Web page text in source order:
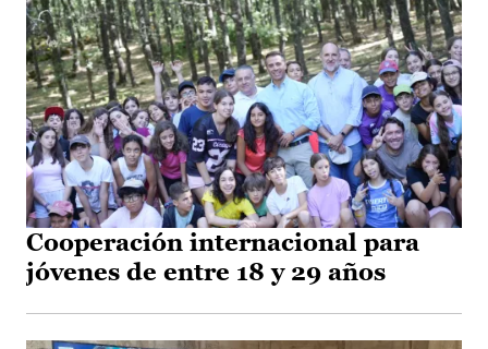
Cooperación internacional para
jóvenes de entre 18 y 29 años